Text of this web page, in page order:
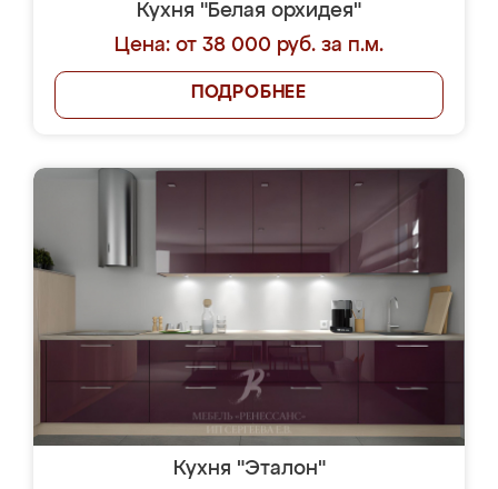
Кухня "Белая орхидея"
Цена: от 38 000 руб. за п.м.
ПОДРОБНЕЕ
Кухня "Эталон"